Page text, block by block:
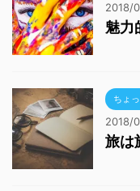
2018/
魅力
ちょ
2018/
旅は